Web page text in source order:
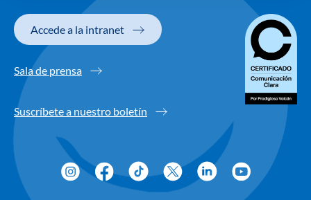
Accede a la intranet
Sala de prensa
Suscríbete a nuestro boletín